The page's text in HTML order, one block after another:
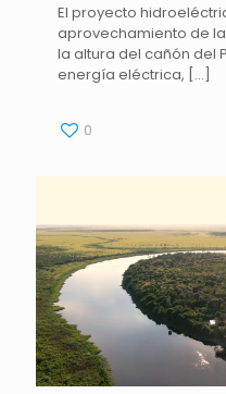
El proyecto
aprovechamiento de
la altura del cañón del
energía eléctrica, […]
0